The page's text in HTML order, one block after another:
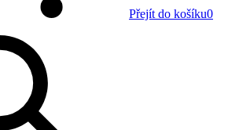
Přejít do košíku0